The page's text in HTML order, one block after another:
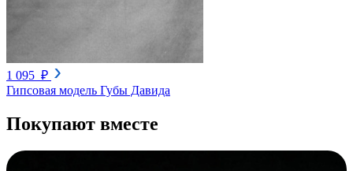
1 095 ₽
Гипсовая модель Губы Давида
Покупают вместе